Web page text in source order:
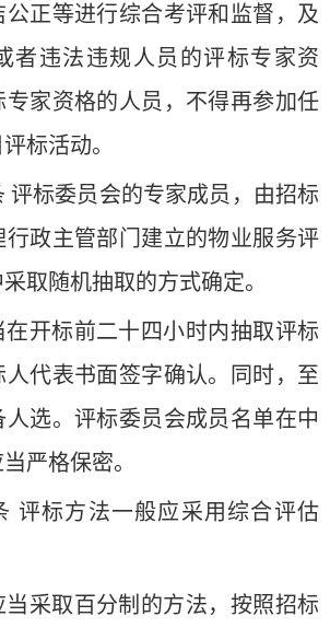
正等进行综合考评和监督，及
者违法违规人员的评标专家资
家资格的人员，不得再参加任
标活动。
评标委员会的专家成员，由招标
行政主管部门建立的物业服务评
取随机抽取的方式确定。
开标前二十四小时内抽取评标
人代表书面签字确认。同时，至
选。评标委员会成员名单在中
严格保密。
评标方法一般应采用综合评估
采取百分制的方法，按照招标